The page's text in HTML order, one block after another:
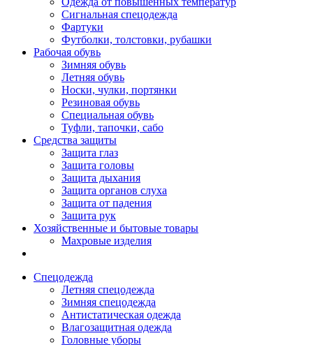
Сигнальная спецодежда
Фартуки
Футболки, толстовки, рубашки
Рабочая обувь
Зимняя обувь
Летняя обувь
Носки, чулки, портянки
Резиновая обувь
Специальная обувь
Туфли, тапочки, сабо
Средства защиты
Защита глаз
Защита головы
Защита дыхания
Защита органов слуха
Защита от падения
Защита рук
Хозяйственные и бытовые товары
Махровые изделия
Спецодежда
Летняя спецодежда
Зимняя спецодежда
Антистатическая одежда
Влагозащитная одежда
Головные уборы